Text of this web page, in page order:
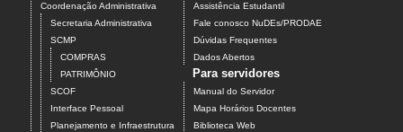
Coordenação Administrativa
Secretaria Administrativa
SCMP
COMPRAS
PATRIMÔNIO
SCOF
Interface Pessoal
Planejamento e Infraestrutura
Assistência Estudantil
Fale conosco NuDEs/PRODAE
Dúvidas Frequentes
Dados Abertos
Para servidores
Manual do Servidor
Mapa Horários Docentes
Biblioteca Web